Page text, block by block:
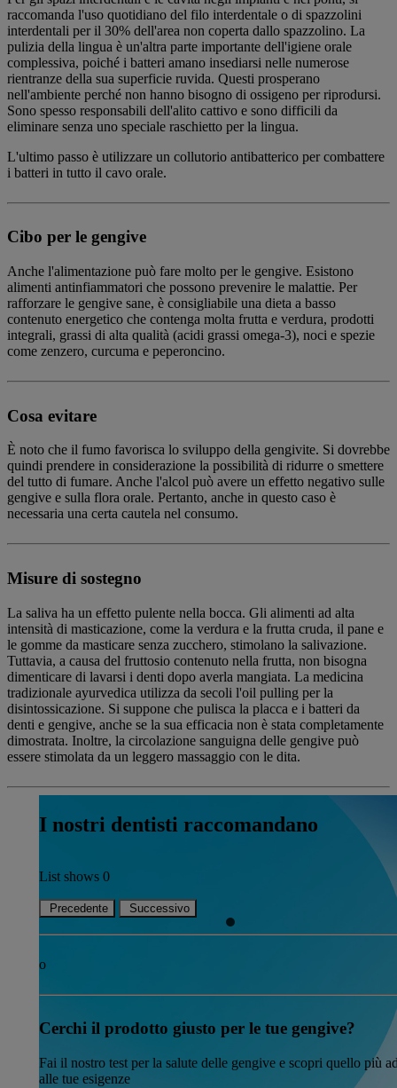
raccomanda l'uso quotidiano del filo interdentale o di spazzolini
interdentali per il 30% dell'area non coperta dallo spazzolino. La
pulizia della lingua è un'altra parte importante dell'igiene orale
complessiva, poiché i batteri amano insediarsi nelle numerose
rientranze della sua superficie ruvida. Questi prosperano
nell'ambiente perché non hanno bisogno di ossigeno per riprodursi.
Sono spesso responsabili dell'alito cattivo e sono difficili da
eliminare senza uno speciale raschietto per la lingua.
L'ultimo passo è utilizzare un collutorio antibatterico per combattere
i batteri in tutto il cavo orale.
Cibo per le gengive
Anche l'alimentazione può fare molto per le gengive. Esistono
alimenti antinfiammatori che possono prevenire le malattie. Per
rafforzare le gengive sane, è consigliabile una dieta a basso
contenuto energetico che contenga molta frutta e verdura, prodotti
integrali, grassi di alta qualità (acidi grassi omega-3), noci e spezie
come zenzero, curcuma e peperoncino.
Cosa evitare
È noto che il fumo favorisca lo sviluppo della gengivite. Si dovrebbe
quindi prendere in considerazione la possibilità di ridurre o smettere
del tutto di fumare. Anche l'alcol può avere un effetto negativo sulle
gengive e sulla flora orale. Pertanto, anche in questo caso è
necessaria una certa cautela nel consumo.
Misure di sostegno
La saliva ha un effetto pulente nella bocca. Gli alimenti ad alta
intensità di masticazione, come la verdura e la frutta cruda, il pane e
le gomme da masticare senza zucchero, stimolano la salivazione.
Tuttavia, a causa del fruttosio contenuto nella frutta, non bisogna
dimenticare di lavarsi i denti dopo averla mangiata. La medicina
tradizionale ayurvedica utilizza da secoli l'oil pulling per la
disintossicazione. Si suppone che pulisca la placca e i batteri da
denti e gengive, anche se la sua efficacia non è stata completamente
dimostrata. Inoltre, la circolazione sanguigna delle gengive può
essere stimolata da un leggero massaggio con le dita.
I nostri dentisti raccomandano
List shows 0
Precedente Successivo
o
Cerchi il prodotto giusto per le tue gengive?
Fai il nostro test per la salute delle gengive e scopri quello più
alle tue esigenze